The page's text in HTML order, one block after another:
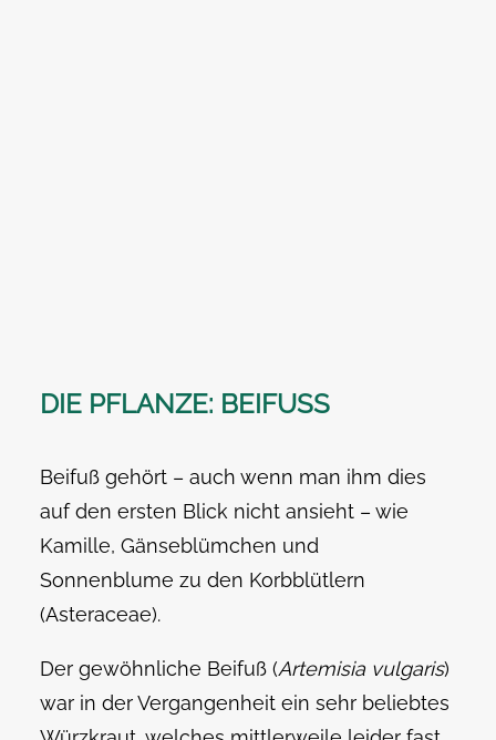
DIE PFLANZE: BEIFUSS
Beifuß gehört – auch wenn man ihm dies
auf den ersten Blick nicht ansieht – wie
Kamille, Gänseblümchen und
Sonnenblume zu den Korbblütlern
(Asteraceae).
Der gewöhnliche Beifuß (Artemisia vulgaris)
war in der Vergangenheit ein sehr beliebtes